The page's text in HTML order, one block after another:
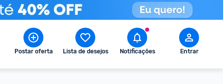
Postar oferta Lista de desejos Notificações Entrar